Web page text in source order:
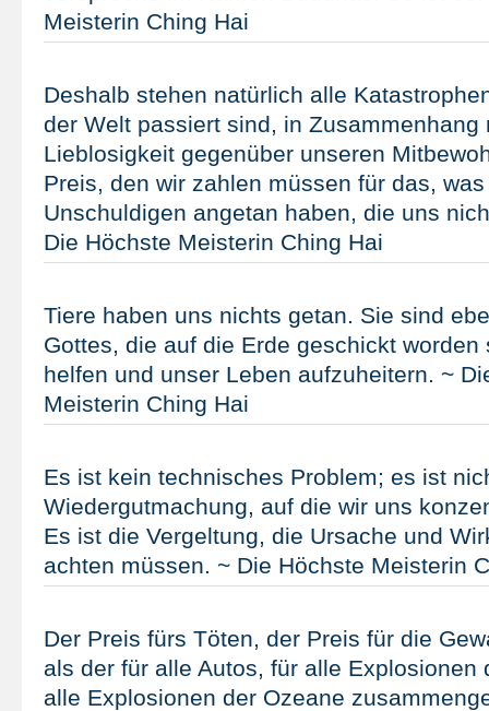
Meisterin Ching Hai
Deshalb stehen natürlich alle
der Welt passiert sind, in Zusammenhang
Lieblosigkeit gegenüber unseren
Preis, den wir zahlen müssen für das,
Unschuldigen angetan haben, die uns
Die Höchste Meisterin Ching Hai
Tiere haben uns nichts getan. Sie sind
Gottes, die auf die Erde geschickt worden
helfen und unser Leben aufzuheitern. ~
Meisterin Ching Hai
Es ist kein technisches Problem; es ist
Wiedergutmachung, auf die wir uns
Es ist die Vergeltung, die Ursache und
achten müssen. ~ Die Höchste Meisterin
Der Preis fürs Töten, der Preis für die
als der für alle Autos, für alle Explosionen
alle Explosionen der Ozeane